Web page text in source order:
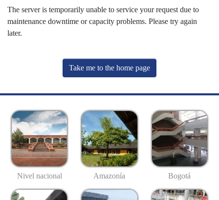
The server is temporarily unable to service your request due to
maintenance downtime or capacity problems. Please try again
later.
Take me to the home page
Nivel nacional Amazonía Bogotá